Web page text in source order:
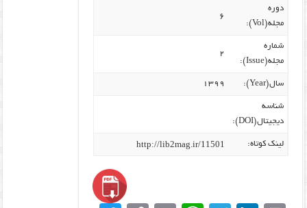
دوره
مجله(Vol):
۶
شماره
مجله(Issue):
۲
سال(Year): ۱۳۹۹
شناسه
دیجیتال(DOI):
لینک کوتاه: http://lib2mag.ir/11501